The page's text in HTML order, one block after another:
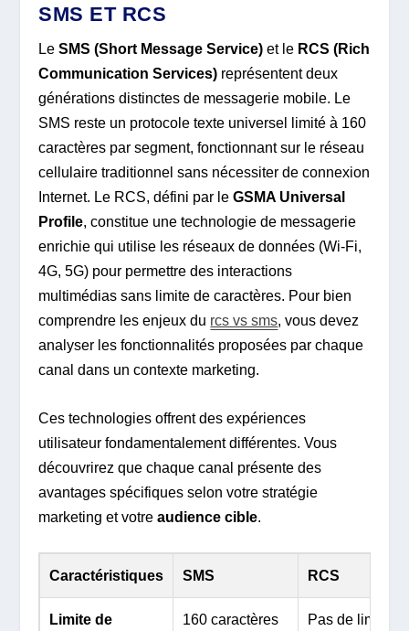
SMS ET RCS
LeSMS (Short Message Service) et le RCS (Rich
Communication Services) représentent deux
générations distinctes de messagerie mobile. Le
SMS reste un protocole texte universel limité à 160
caractères par segment, fonctionnant sur le réseau
cellulaire traditionnel sans nécessiter de connexion
Internet. Le RCS, défini par leGSMA Universal
Profile, constitue une technologie de messagerie
enrichie qui utilise les réseaux de données (Wi-Fi,
4G, 5G) pour permettre des interactions
multimédias sans limite de caractères. Pour bien
comprendre les enjeux du rcs vs sms, vous devez
analyser les fonctionnalités proposées par chaque
canal dans un contexte marketing.
Ces technologies offrent des expériences
utilisateur fondamentalement différentes. Vous
découvrirez que chaque canal présente des
avantages spécifiques selon votre stratégie
marketing et votreaudience cible.
Caractéristiques SMS RCS
Limite de
160 caractères
Pas de limite